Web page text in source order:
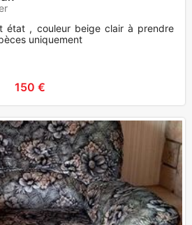
état , couleur beige clair à prendre
uniquement
150 €